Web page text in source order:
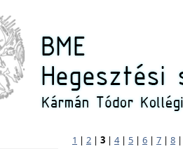
1 | 2 | 3 | 4| 5 | 6 | 7 | 8